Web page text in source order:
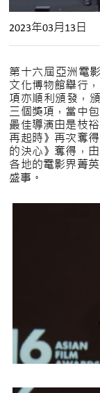
2023年03月13日
第十六屆亞洲電
文化博物館舉行
項亦順利頒發，
三個獎項，當中
最佳導演由是枝
再起時》再次奪
的決心》奪得，
各地的電影界菁
盛事。